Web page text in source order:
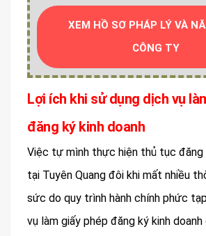
XEM HỒ SƠ PHÁP LÝ VÀ
CÔNG TY
Lợi ích khi sử dụng dịch vụ
đăng ký kinh doanh
Việc tự mình thực hiện thủ tục đăng
tại Tuyên Quang đôi khi mất nhiều
sức do quy trình hành chính phức
vụ làm giấy phép đăng ký kinh doanh